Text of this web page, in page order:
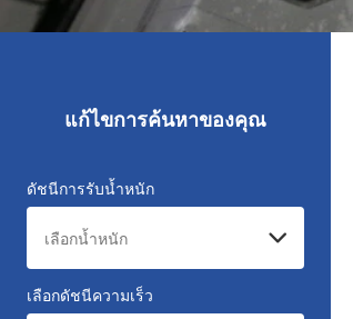
แก้ไขการค้นหาของคุณ
ดัชนีการรับน้ำหนัก
เลือกดัชนีความเร็ว